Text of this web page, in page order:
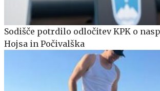
Sodišče potrdilo odločitev KPK o
Hojsa in Počivalška